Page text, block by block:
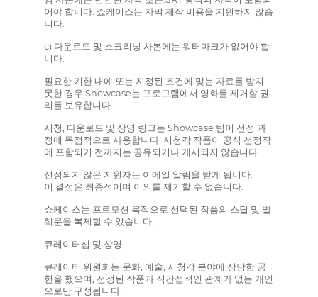
어야 합니다. 쇼케이스는 자막 제작 비용을 지원하지 않습
니다.
c) 다운로드 및 스크리닝 사본에는 워터마크가 없어야 합
니다.
필요한 기한 내에 또는 지정된 조건에 맞는 자료를 받지
못한 경우 Showcase는 프로그램에서 영화를 제거할 권
리를 보유합니다.
시청, 다운로드 및 상영 링크는 Showcase 팀이 선정 과
정에 독점적으로 사용합니다. 시청각 작품이 공식 선정작
에 포함되기 전까지는 공유되거나 게시되지 않습니다.
선정되지 않은 지원자는 이메일 알림을 받게 됩니다.
이 결정은 최종적이며 이의를 제기할 수 없습니다.
쇼케이스는 프로모션 목적으로 선택된 작품의 스틸 및 발
췌문을 복제할 수 있습니다.
큐레이터십 및 상영
큐레이터 위원회는 문화, 예술, 시청각 분야에 상당한 공
헌을 했으며, 선정된 작품과 직간접적인 관계가 없는 개인
으로만 구성됩니다.